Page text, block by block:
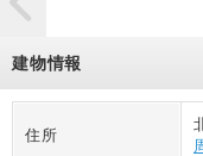
建物情報
住所